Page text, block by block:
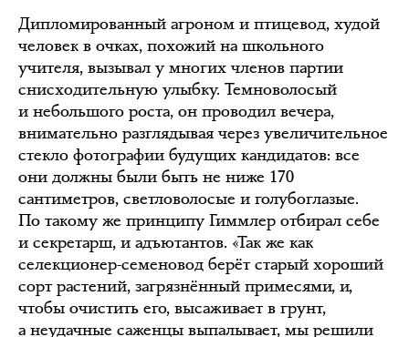
Дипломированный агроном и птицевод, худой
человек в очках, похожий на школьного
учителя, вызывал у многих членов партии
снисходительную улыбку. Темноволосый
и небольшого роста, он проводил вечера,
внимательно разглядывая через увеличительное
стекло фотографии будущих кандидатов: все
они должны были быть не ниже 170
сантиметров, светловолосые и голубоглазые.
По такому же принципу Гиммлер отбирал себе
и секретарш, и адъютантов. «Так же как
селекционер-семеновод берёт старый хороший
сорт растений, загрязнённый примесями, и,
чтобы очистить его, высаживает в грунт,
а неудачные саженцы выпалывает, мы решили